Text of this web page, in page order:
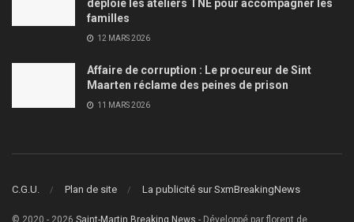
déploie les ateliers TNE pour accompagner les
familles
12 MARS 2026
Affaire de corruption : Le procureur de Sint
Maarten réclame des peines de prison
11 MARS 2026
C.G.U. Plan de site La publicité sur SxmBreakingNews